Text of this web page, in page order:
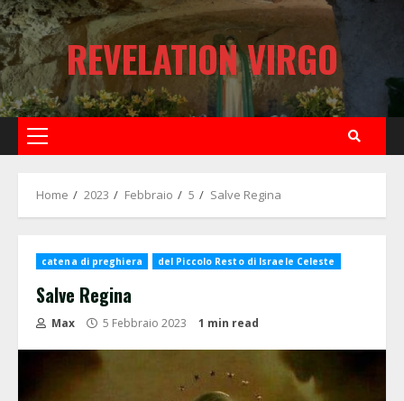
Skip
to
content
REVELATION VIRGO
Primary
Home 2023 Febbraio 5 Salve Regina
catena di preghiera del Piccolo Resto di Israele Celeste
Salve Regina
Max 5 Febbraio 2023 1 min read